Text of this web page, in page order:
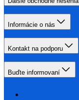
Informácie o nás
Kontakt na podporu
Buďte informovaní